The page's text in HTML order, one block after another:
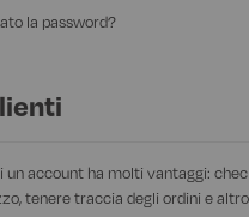
la password?
un account ha molti vantaggi:
tenere traccia degli ordini e
EXTRA LARGE
I PRODOTTI